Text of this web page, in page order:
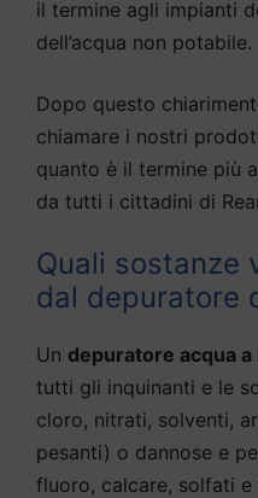
il termine agli impianti
dell’acqua non potabile.
Dopo questo
chiamare i nostri
quanto è il termine più
da tutti i cittadini di
Quali sostanze
dal depuratore
Un depuratore acqua a
tutti gli inquinanti e le
cloro, nitrati, solventi,
pesanti) o dannose e
fluoro, calcare, solfati